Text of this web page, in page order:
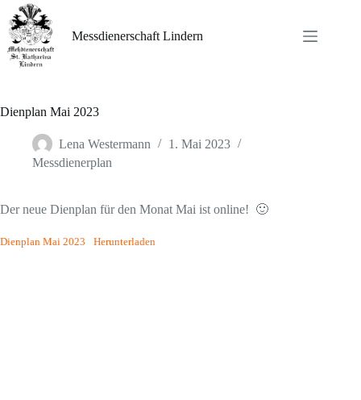
Zum
Inhalt
springen
Messdienerschaft Lindern
Dienplan Mai 2023
Lena Westermann
1. Mai 2023
Messdienerplan
Der neue Dienplan für den Monat Mai ist online! 🙂
Dienplan Mai 2023 Herunterladen